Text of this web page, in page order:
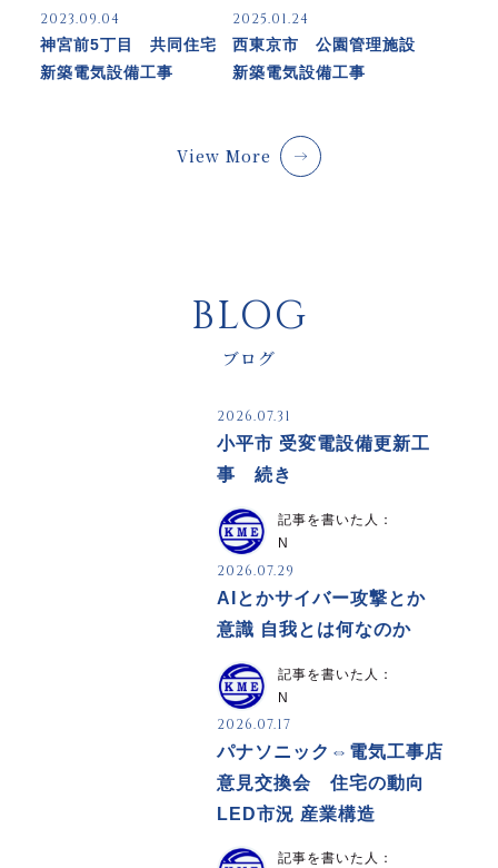
2023.09.04
神宮前5丁目 共同住宅
新築電気設備工事
2025.01.24
西東京市 公園管理施設
新築電気設備工事
View More
BLOG
ブログ
2026.07.31
小平市 受変電設備更新工
事 続き
記事を書いた人：
N
2026.07.29
AIとかサイバー攻撃とか
意識 自我とは何なのか
記事を書いた人：
N
2026.07.17
パナソニック⇔電気工事店
意見交換会 住宅の動向
LED市況 産業構造
記事を書いた人：